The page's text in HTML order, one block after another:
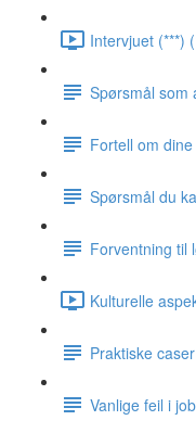
Intervjuet (***)
Spørsmål som
Fortell om
Spørsmål du
Forventning til
Kulturelle
Praktiske
Vanlige feil i